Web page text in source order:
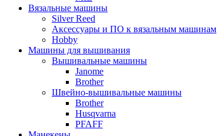
Вязальные машины
Silver Reed
Аксессуары и ПО к вязальным машинам
Hobby
Машины для вышивания
Вышивальные машины
Janome
Brother
Швейно-вышивальные машины
Brother
Husqvarna
PFAFF